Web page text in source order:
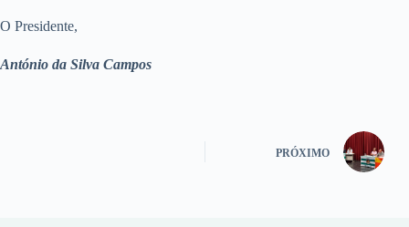
O Presidente,
António da Silva Campos
PRÓXIMO